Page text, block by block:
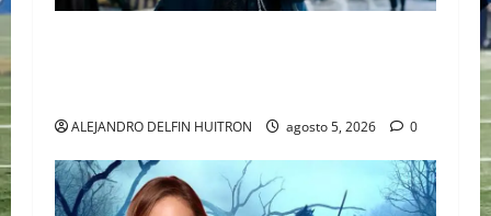
ALEJANDRO DELFIN HUITRON agosto 5, 2026 0